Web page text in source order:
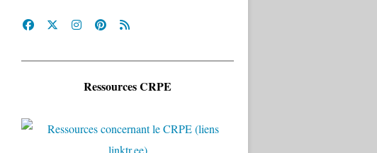
Ressources CRPE